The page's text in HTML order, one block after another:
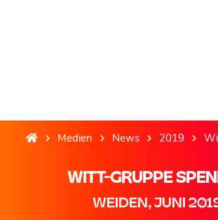
Medien News 2019
WITT-GRUPPE
WEIDEN, JUNI